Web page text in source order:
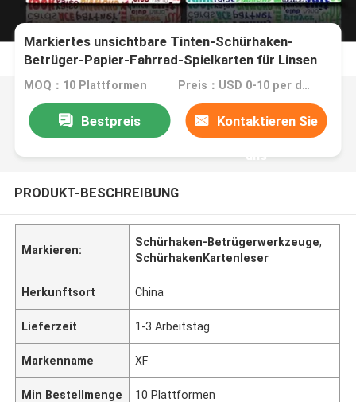
Markiertes unsichtbare Tinten-Schürhaken-
Betrüger-Papier-Fahrrad-Spielkarten für Linsen
MOQ：10 Plattformen Preis：USD 0-10 per deck
Bestpreis Kontaktieren Sie
uns
PRODUKT-BESCHREIBUNG
Markieren:
Schürhaken-Betrügerwerkzeuge,
SchürhakenKartenleser
Herkunftsort China
Lieferzeit 1-3 Arbeitstag
Markenname XF
Min Bestellmenge 10 Plattformen